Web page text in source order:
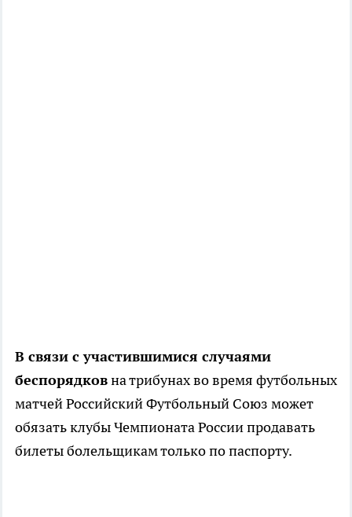
В связи с участившимися случаями
беспорядковна трибунах во время футбольных
матчей Российский Футбольный Союз может
обязать клубы Чемпионата России продавать
билеты болельщикам только по паспорту.